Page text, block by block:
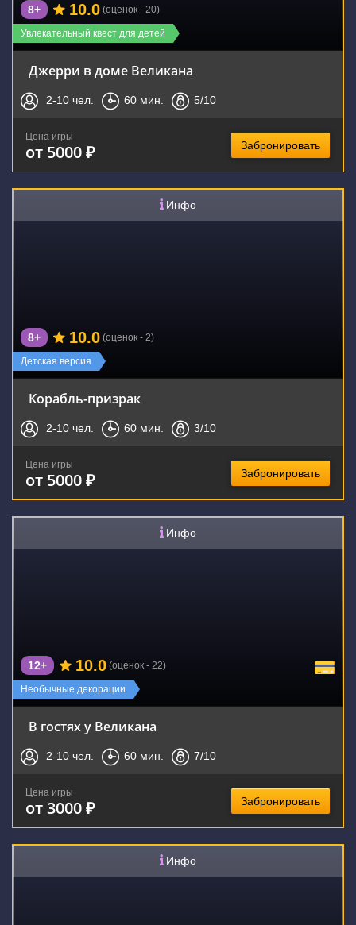
Увлекательный квест для детей
8+ 10.0 (оценок - 20)
Джерри в доме Великана
2-10 чел. 60 мин. 5/10
Цена игры
от 5000 ₽ Забронировать
Инфо
Детская версия
8+ 10.0 (оценок - 2)
Корабль-призрак
2-10 чел. 60 мин. 3/10
Цена игры
от 5000 ₽ Забронировать
Инфо
Необычные декорации
12+ 10.0 (оценок - 22)
В гостях у Великана
2-10 чел. 60 мин. 7/10
Цена игры
от 3000 ₽ Забронировать
Инфо